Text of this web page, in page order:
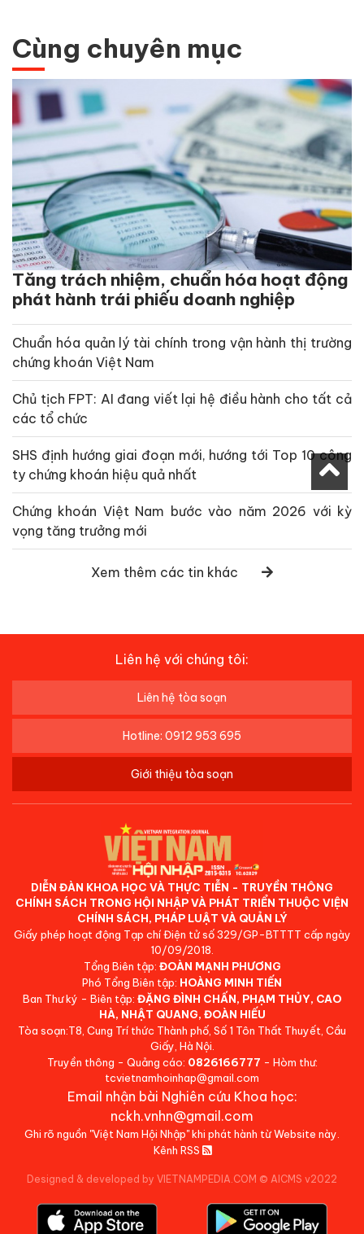
Cùng chuyên mục
Tăng trách nhiệm, chuẩn hóa hoạt động
phát hành trái phiếu doanh nghiệp
Chuẩn hóa quản lý tài chính trong vận hành thị trường
chứng khoán Việt Nam
Chủ tịch FPT: AI đang viết lại hệ điều hành cho tất cả
các tổ chức
SHS định hướng giai đoạn mới, hướng tới Top 10 công
ty chứng khoán hiệu quả nhất
Chứng khoán Việt Nam bước vào năm 2026 với kỳ
vọng tăng trưởng mới
Xem thêm các tin khác
Liên hệ với chúng tôi:
Liên hệ tòa soạn
Hotline: 0912 953 695
Giới thiệu tòa soạn
DIỄN ĐÀN KHOA HỌC VÀ THỰC TIỄN - TRUYỀN THÔNG
CHÍNH SÁCH TRONG HỘI NHẬP VÀ PHÁT TRIỂN THUỘC VIỆN
CHÍNH SÁCH, PHÁP LUẬT VÀ QUẢN LÝ
Giấy phép hoạt động Tạp chí Điện tử số 329/GP-BTTTT cấp ngày
10/09/2018.
Tổng Biên tập: ĐOÀN MẠNH PHƯƠNG
Phó Tổng Biên tập: HOÀNG MINH TIẾN
Ban Thư ký - Biên tập: ĐẶNG ĐÌNH CHẤN, PHẠM THỦY, CAO
HÀ, NHẬT QUANG, ĐOÀN HIẾU
Tòa soạn:T8, Cung Trí thức Thành phố, Số 1 Tôn Thất Thuyết, Cầu
Giấy, Hà Nội.
Truyền thông - Quảng cáo: 0826166777 - Hòm thư:
tcvietnamhoinhap@gmail.com
Email nhận bài Nghiên cứu Khoa học:
nckh.vnhn@gmail.com
Ghi rõ nguồn "Việt Nam Hội Nhập" khi phát hành từ Website này.
Kênh RSS
Designed & developed by VIETNAMPEDIA.COM © AICMS v2022